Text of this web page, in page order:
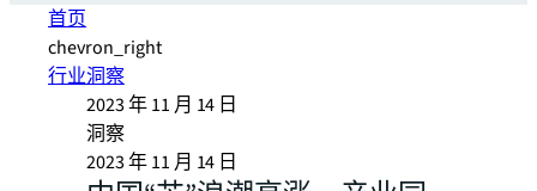
首页
chevron_right
行业洞察
2023 年 11 月 14 日
洞察
2023 年 11 月 14 日